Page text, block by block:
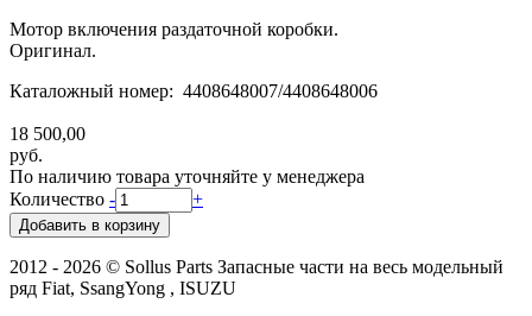
Мотор включения раздаточной коробки.
Оригинал.
Каталожный номер: 4408648007/4408648006
18 500,00
руб.
По наличию товара уточняйте у менеджера
Количество - +
2012 - 2026 © Sollus Parts Запасные части на весь модельный
ряд Fiat, SsangYong , ISUZU